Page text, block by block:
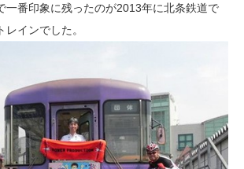
一番印象に残ったのが2013年に北条鉄道で
インでした。